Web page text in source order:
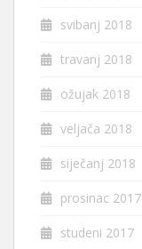
svibanj 2018
travanj 2018
ožujak 2018
veljača 2018
siječanj 2018
prosinac 2017
studeni 2017